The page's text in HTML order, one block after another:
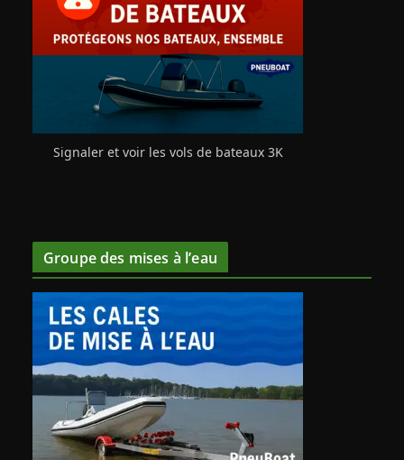
Signaler et voir les vols de bateaux 3K
Groupe des mises à l’eau